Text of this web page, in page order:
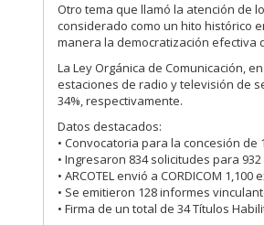
Otro tema que llamó la atención de
considerado como un hito histórico
manera la democratización efectiva
La Ley Orgánica de Comunicación,
estaciones de radio y televisión de
34%, respectivamente.
Datos destacados:
• Convocatoria para la concesión de
• Ingresaron 834 solicitudes para
• ARCOTEL envió a CORDICOM
• Se emitieron 128 informes
• Firma de un total de 34 Títulos